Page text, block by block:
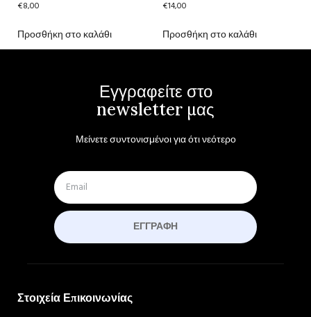
€8,00
Προσθήκη στο καλάθι
€14,00
Προσθήκη στο καλάθι
Εγγραφείτε στο
newsletter μας
Μείνετε συντονισμένοι για ότι νεότερο
ΕΓΓΡΑΦΉ
Στοιχεία Επικοινωνίας